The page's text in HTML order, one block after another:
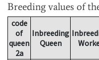
Breeding values of
code
of
queen
2a
Inbreeding
Queen